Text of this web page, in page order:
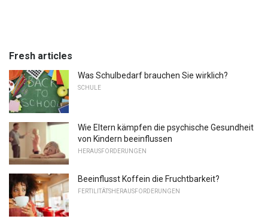
Fresh articles
Was Schulbedarf brauchen Sie wirklich?
SCHULE
Wie Eltern kämpfen die psychische Gesundheit
von Kindern beeinflussen
HERAUSFORDERUNGEN
Beeinflusst Koffein die Fruchtbarkeit?
FERTILITÄTSHERAUSFORDERUNGEN